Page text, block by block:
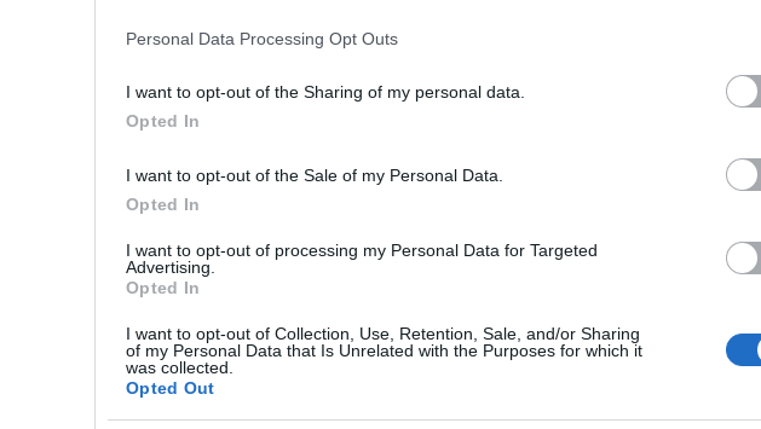
Personal Data Processing Opt Outs
I want to opt-out of the Sharing of my personal data.
Opted In
I want to opt-out of the Sale of my Personal Data.
Opted In
I want to opt-out of processing my Personal Data for Targeted
Advertising.
Opted In
I want to opt-out of Collection, Use, Retention, Sale, and/or Sharing
of my Personal Data that Is Unrelated with the Purposes for which it
was collected.
Opted Out